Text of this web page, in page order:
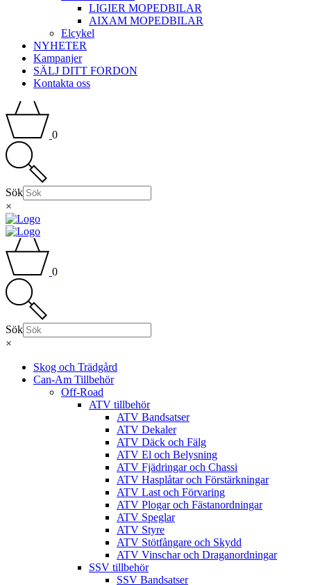
LIGIER MOPEDBILAR
AIXAM MOPEDBILAR
Elcykel
NYHETER
Kampanjer
SÄLJ DITT FORDON
Kontakta oss
0
Sök
×
0
Sök
×
Skog och Trädgård
Can-Am Tillbehör
Off-Road
ATV tillbehör
ATV Bandsatser
ATV Dekaler
ATV Däck och Fälg
ATV El och Belysning
ATV Fjädringar och Chassi
ATV Hasplåtar och Förstärkningar
ATV Last och Förvaring
ATV Plogar och Fästanordningar
ATV Speglar
ATV Styre
ATV Stötfångare och Skydd
ATV Vinschar och Draganordningar
SSV tillbehör
SSV Bandsatser